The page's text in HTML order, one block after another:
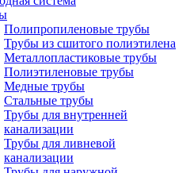
Полипропиленовые трубы
Трубы из сшитого полиэтилена
Металлопластиковые трубы
Полиэтиленовые трубы
Медные трубы
Стальные трубы
Трубы для внутренней
канализации
Трубы для ливневой
канализации